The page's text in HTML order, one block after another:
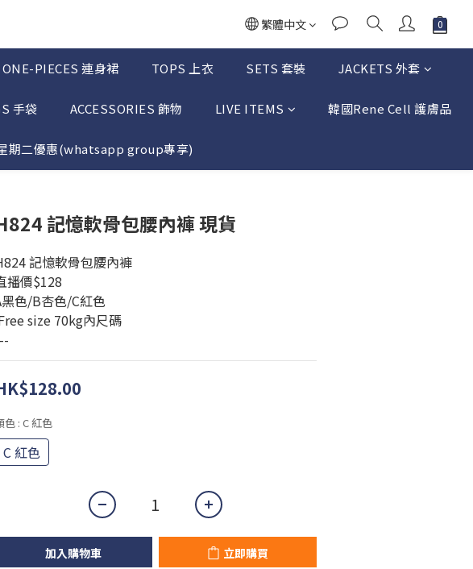
繁體中文
ONE-PIECES 連身裙 TOPS 上衣 SETS 套裝 JACKETS 外套
手袋 ACCESSORIES 飾物 LIVE ITEMS 韓國Rene Cell 護膚品
期二優惠(whatsapp group專享)
記憶軟骨包腰內褲 現貨
記憶軟骨包腰內褲
播價$128
色/B杏色/C紅色
size 70kg內尺碼
色 : C 紅色
C 紅色
加入購物車 立即購買